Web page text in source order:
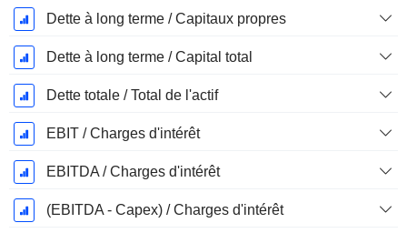
Dette à long terme / Capitaux propres
Dette à long terme / Capital total
Dette totale / Total de l'actif
EBIT / Charges d'intérêt
EBITDA / Charges d'intérêt
(EBITDA - Capex) / Charges d'intérêt